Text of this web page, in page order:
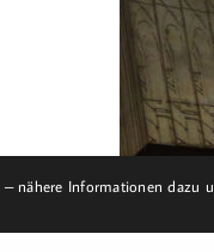
58017683
Email:
– nähere Informationen